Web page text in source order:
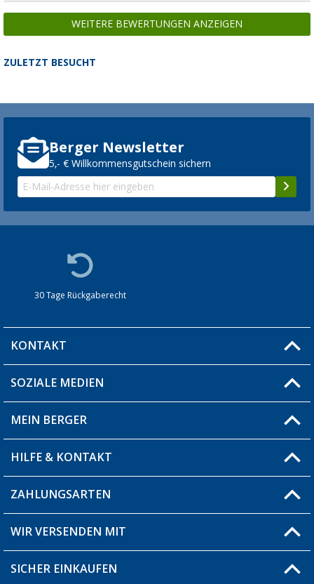
WEITERE BEWERTUNGEN ANZEIGEN
ZULETZT BESUCHT
Berger Newsletter
5,- € Willkommensgutschein sichern
30 Tage Rückgaberecht
KONTAKT
Du hast eine Frage?
Filiale finden
SOZIALE MEDIEN
MEIN BERGER
Blog
Produkttester
Über uns
HILFE & KONTAKT
Fragen & Antworten / FAQ
Versandinformationen
ZAHLUNGSARTEN
WIR VERSENDEN MIT
SICHER EINKAUFEN